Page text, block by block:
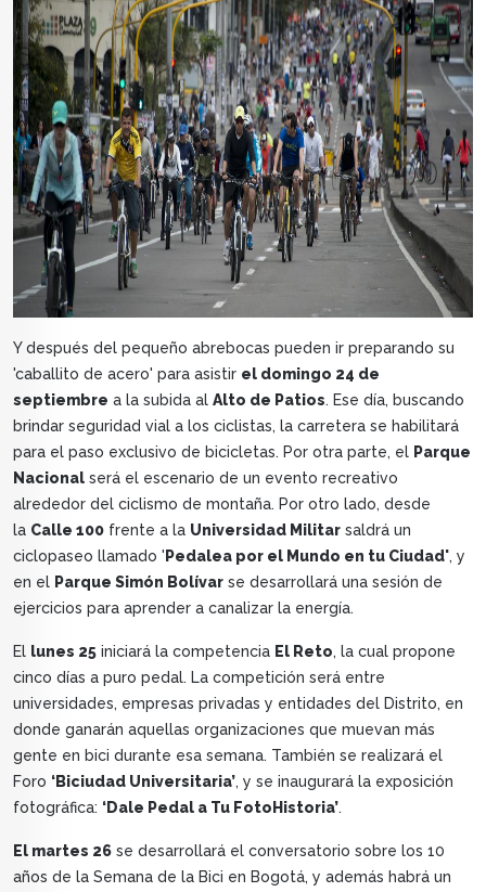
Y después del pequeño abrebocas pueden ir preparando su
'caballito de acero' para asistir el domingo 24 de
septiembre a la subida al Alto de Patios. Ese día, buscando
brindar seguridad vial a los ciclistas, la carretera se habilitará
para el paso exclusivo de bicicletas. Por otra parte, el Parque
Nacional será el escenario de un evento recreativo
alrededor del ciclismo de montaña. Por otro lado, desde
la Calle 100 frente a la Universidad Militar saldrá un
ciclopaseo llamado ' Pedalea por el Mundo en tu Ciudad', y
en el Parque Simón Bolívar se desarrollará una sesión de
ejercicios para aprender a canalizar la energía.
El lunes 25 iniciará la competencia El Reto, la cual propone
cinco días a puro pedal. La competición será entre
universidades, empresas privadas y entidades del Distrito, en
donde ganarán aquellas organizaciones que muevan más
gente en bici durante esa semana. También se realizará el
Foro ‘Biciudad Universitaria’, y se inaugurará la exposición
fotográfica: ‘Dale Pedal a Tu FotoHistoria’.
El martes 26 se desarrollará el conversatorio sobre los 10
años de la Semana de la Bici en Bogotá, y además habrá un